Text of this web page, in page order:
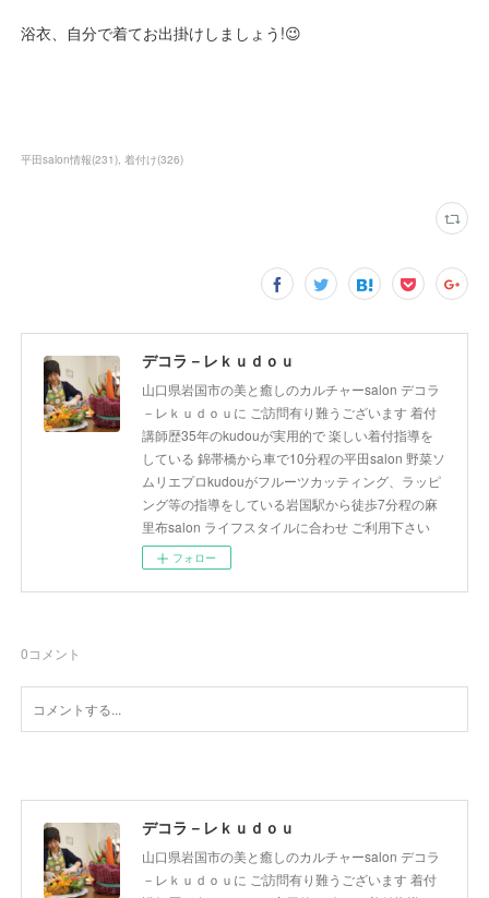
浴衣、自分で着てお出掛けしましょう!😉
平田salon情報(231) 着付け(326)
デコラ－レｋｕｄｏｕ
山口県岩国市の美と癒しのカルチャーsalon デコラ
－レｋｕｄｏｕに ご訪問有り難うございます 着付
講師歴35年のkudouが実用的で 楽しい着付指導を
している 錦帯橋から車で10分程の平田salon 野菜ソ
ムリエプロkudouがフルーツカッティング、ラッピ
ング等の指導をしている岩国駅から徒歩7分程の麻
里布salon ライフスタイルに合わせ ご利用下さい
フォロー
0コメント
デコラ－レｋｕｄｏｕ
山口県岩国市の美と癒しのカルチャーsalon デコラ
－レｋｕｄｏｕに ご訪問有り難うございます 着付